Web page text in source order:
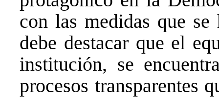
con las medidas que se
debe destacar que el
institución, se
procesos transparentes